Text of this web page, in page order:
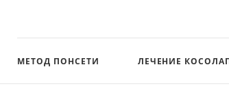
МЕТОД ПОНСЕТИ ЛЕЧЕНИЕ